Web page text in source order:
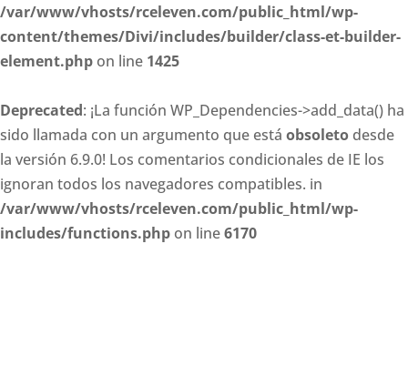
/var/www/vhosts/rceleven.com/public_html/wp-
content/themes/Divi/includes/builder/class-et-builder-
element.php on line 1425
Deprecated: ¡La función WP_Dependencies->add_data() ha
sido llamada con un argumento que está obsoleto desde
la versión 6.9.0! Los comentarios condicionales de IE los
ignoran todos los navegadores compatibles. in
/var/www/vhosts/rceleven.com/public_html/wp-
includes/functions.php on line6170